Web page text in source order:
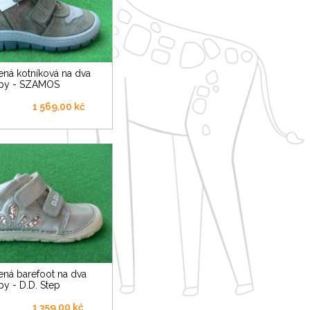
- SZAMOS
1 569,00 kč
- D.D. Step
1 359,00 kč